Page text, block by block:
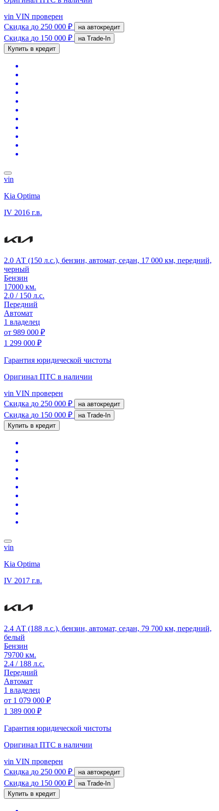
vin VIN проверен
Скидка до 250 000 ₽ на автокредит
Скидка до 150 000 ₽
на Trade-In
Купить в кредит
vin
Kia Optima
IV 2016 г.в.
2.0 АТ (150 л.с.), бензин, автомат, седан, 17 000 км, передний,
черный
Бензин
17000 км.
2.0 / 150 л.с.
Передний
Автомат
1 владелец
от 989 000 ₽
1 299 000 ₽
Гарантия юридической чистоты
Оригинал ПТС в наличии
vin VIN проверен
Скидка до 250 000 ₽ на автокредит
Скидка до 150 000 ₽
на Trade-In
Купить в кредит
vin
Kia Optima
IV 2017 г.в.
2.4 АТ (188 л.с.), бензин, автомат, седан, 79 700 км, передний,
белый
Бензин
79700 км.
2.4 / 188 л.с.
Передний
Автомат
1 владелец
от 1 079 000 ₽
1 389 000 ₽
Гарантия юридической чистоты
Оригинал ПТС в наличии
vin VIN проверен
Скидка до 250 000 ₽ на автокредит
Скидка до 150 000 ₽
на Trade-In
Купить в кредит